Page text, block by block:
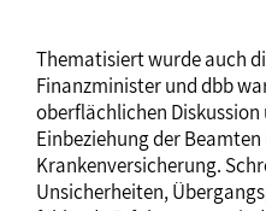
Thematisiert wurde auch
Finanzminister und dbb
oberflächlichen
Einbeziehung der
Krankenversicherung.
Unsicherheiten,